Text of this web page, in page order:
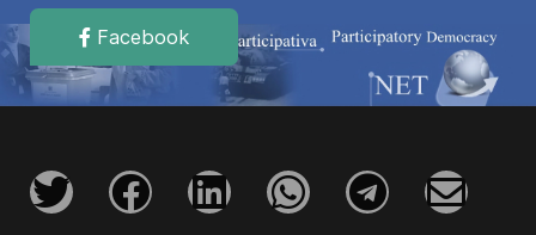
Facebook